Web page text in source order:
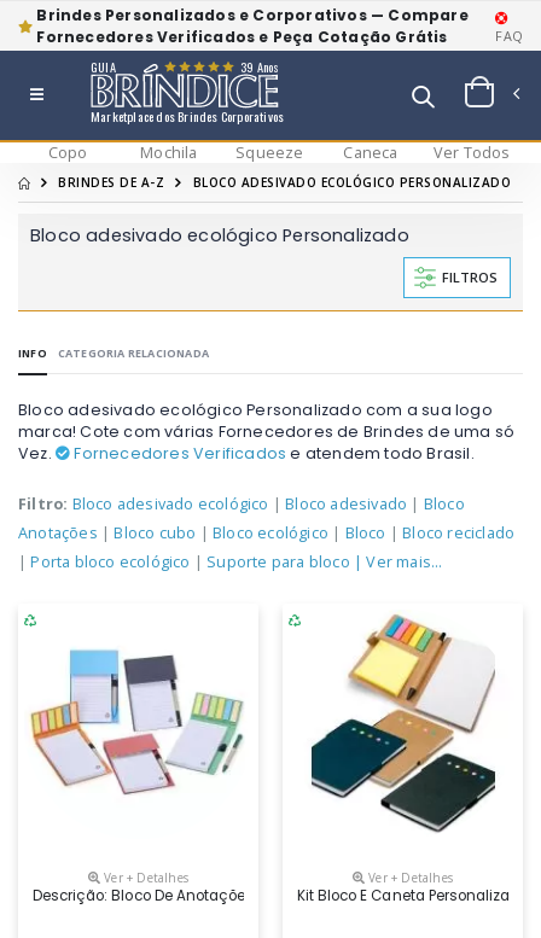
Brindes Personalizados e Corporativos — Compare
Fornecedores Verificados e Peça Cotação Grátis
FAQ
Marketplace dos Brindes Corporativos
GUIA 39 Anos
Copo Mochila Squeeze Caneca Ver Todos
BRINDES DE A-Z BLOCO ADESIVADO ECOLÓGICO PERSONALIZADO
Bloco adesivado ecológico Personalizado
FILTROS
INFO CATEGORIA RELACIONADA
Bloco adesivado ecológico Personalizado com a sua logo
marca! Cote com várias Fornecedores de Brindes de uma só
Vez.
Fornecedores Verificados e atendem todo Brasil.
Filtro: Bloco adesivado ecológico |Bloco adesivado | Bloco
Anotações |Bloco cubo |Bloco ecológico | Bloco |Bloco reciclado
|Porta bloco ecológico | Suporte para bloco | Ver mais...
Ver + Detalhes
Descrição: Bloco De Anotações Ecológico Com Caneta, Feito Em Kraft
Ver + Detalhes
Kit Bloco E Caneta Personalizado